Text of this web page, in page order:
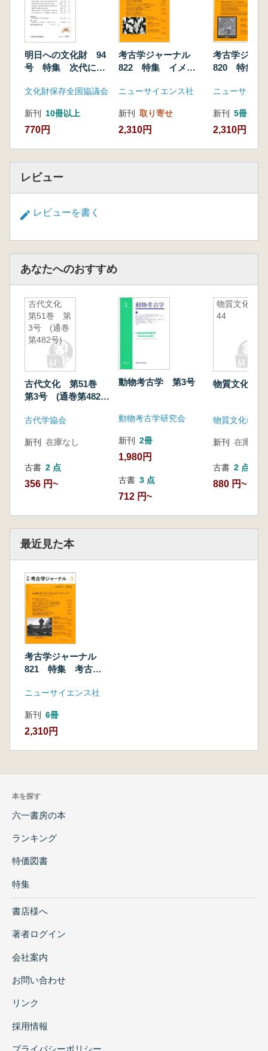
/島津 義昭
■ 考古アカデミックレポート
中国新石器時代における編織技術革新/松永 篤
知
■ 考古アカデミックレポート
土器残存脂質分析から読み解く弥生農耕の形成
過程
―穀物と水産資源の調理実践に着目して―/宮
田 佳樹
明日への文化財 94
号 特集 次代につ
活用
文化財保存全国協議会
新刊 10冊以上
770円
考古学ジャーナル
822 特集 イメー
ニューサイエンス社
新刊 取り寄せ
2,310円
考古学ジャ
820 特集
為的影響の
ニューサイエ
新刊 5冊
2,310円
レビュー
レビューを書く
あなたへのおすすめ
古代文化
第51巻 第
3号 (通巻
第482号)
古代文化 第51巻
第3号 (通巻第482
古代学協会
新刊 在庫なし
古書 2 点
356 円~
動物考古学 第3号
動物考古学研究会
新刊 2冊
1,980円
古書 3 点
712 円~
物質文化
44
物質文化 44
物質文化研究
新刊 在庫なし
古書 2 点
880 円~
最近見た本
考古学ジャーナル
821 特集 考古学
フト
ニューサイエンス社
新刊 6冊
2,310円
本を探す
六一書房の本
ランキング
特価図書
特集
書店様へ
著者ログイン
会社案内
お問い合わせ
リンク
採用情報
プライバシーポリシー